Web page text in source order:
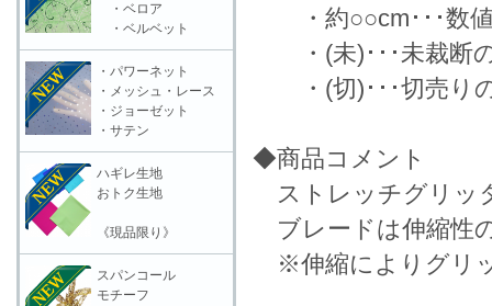
・約○○cm･･･数値
・(未)･･･未裁断
・(切)･･･切売り
◆商品コメント
ストレッチグリッ
ブレードは伸縮性
※伸縮によりグリ
・ベロア
・ベルベット
・パワーネット
・メッシュ・レース
・ジョーゼット
・サテン
ハギレ生地
おトク生地
《現品限り》
スパンコール
モチーフ